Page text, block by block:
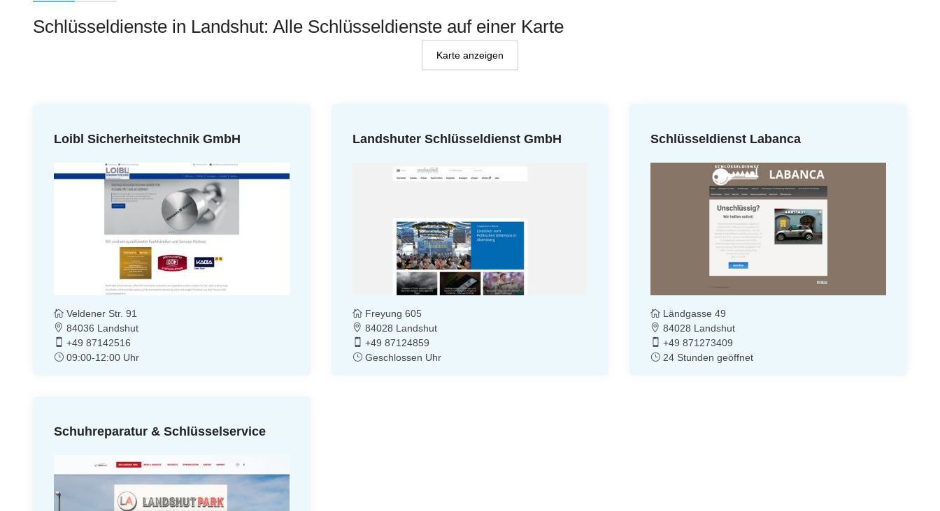
Schlüsseldienste in Landshut: Alle Schlüsseldienste auf einer Karte
Karte anzeigen
Loibl Sicherheitstechnik GmbH
Veldener Str. 91
84036 Landshut
+49 87142516
09:00-12:00 Uhr
Landshuter Schlüsseldienst GmbH
Freyung 605
84028 Landshut
+49 87124859
Geschlossen Uhr
Schlüsseldienst Labanca
Ländgasse 49
84028 Landshut
+49 871273409
24 Stunden geöffnet
Schuhreparatur & Schlüsselservice